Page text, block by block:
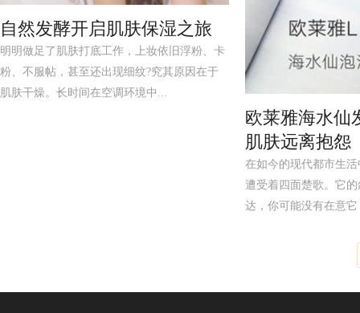
自然发酵开启肌肤保湿之旅
明明做足了肌肤打底工作，上妆依旧浮粉、卡
粉、不服帖，甚至还出现细纹?究其原因在于
肌肤干燥。长时间在空调环境中...
欧莱雅海水仙
肌肤远离抱怨
在如今的现代都市生
遭受着四面楚歌。它
达，你可能没有在意